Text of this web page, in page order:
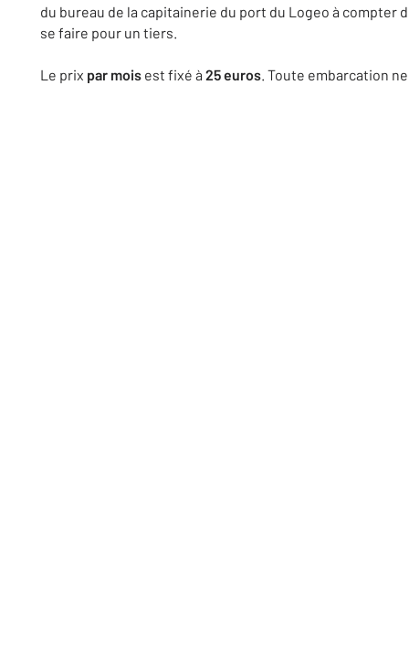
du bureau de la capitainerie du port du Logeo à compter
se faire pour un tiers.
Le prix par mois est fixé à 25 euros. Toute embarcation